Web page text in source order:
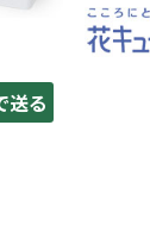
送る